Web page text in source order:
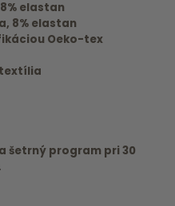
elastan
8% elastan
Oeko-tex
šetrný program pri 30